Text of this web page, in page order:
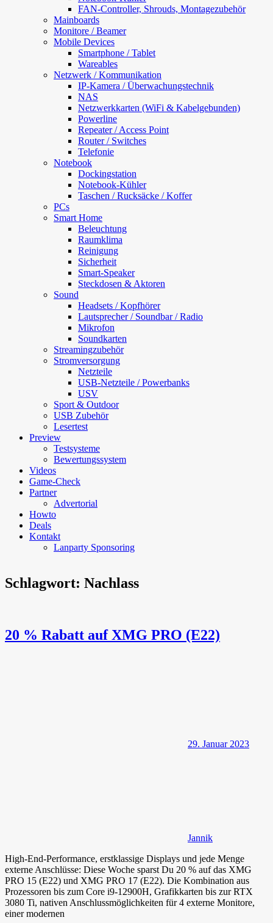
FAN-Controller, Shrouds, Montagezubehör
Mainboards
Monitore / Beamer
Mobile Devices
Smartphone / Tablet
Wareables
Netzwerk / Kommunikation
IP-Kamera / Überwachungstechnik
NAS
Netzwerkkarten (WiFi & Kabelgebunden)
Powerline
Repeater / Access Point
Router / Switches
Telefonie
Notebook
Dockingstation
Notebook-Kühler
Taschen / Rucksäcke / Koffer
PCs
Smart Home
Beleuchtung
Raumklima
Reinigung
Sicherheit
Smart-Speaker
Steckdosen & Aktoren
Sound
Headsets / Kopfhörer
Lautsprecher / Soundbar / Radio
Mikrofon
Soundkarten
Streamingzubehör
Stromversorgung
Netzteile
USB-Netzteile / Powerbanks
USV
Sport & Outdoor
USB Zubehör
Lesertest
Preview
Testsysteme
Bewertungssystem
Videos
Game-Check
Partner
Advertorial
Howto
Deals
Kontakt
Lanparty Sponsoring
Schlagwort: Nachlass
20 % Rabatt auf XMG PRO (E22)
29. Januar 2023
Jannik
High-End-Performance, erstklassige Displays und jede Menge
externe Anschlüsse: Diese Woche sparst Du 20 % auf das XMG
PRO 15 (E22) und XMG PRO 17 (E22). Die Kombination aus
Prozessoren bis zum Core i9-12900H, Grafikkarten bis zur RTX
3080 Ti, nativen Anschlussmöglichkeiten für 4 externe Monitore,
einer modernen